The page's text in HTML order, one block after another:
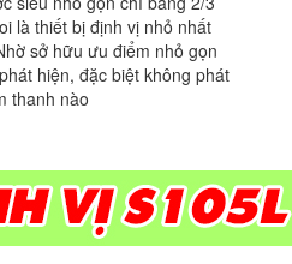
là thiết bị định vị nhỏ nhất
sở hữu ưu điểm nhỏ gọn
hiện, đặc biệt không phát
thanh nào